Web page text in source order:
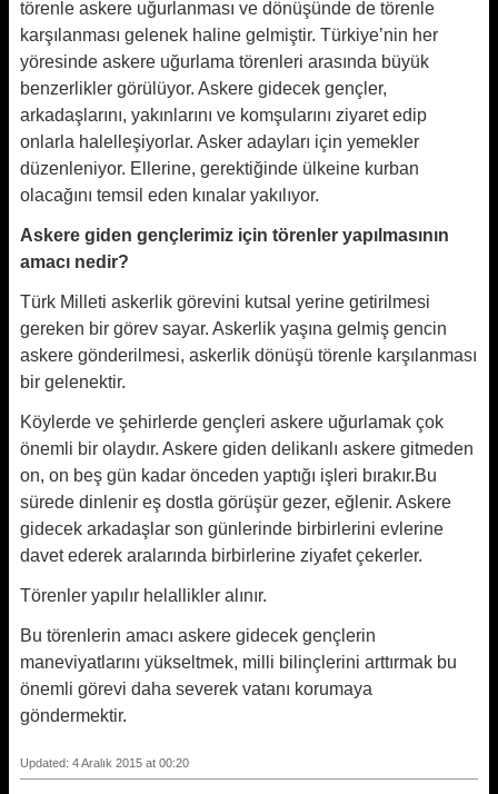
törenle askere uğurlanması ve dönüşünde de törenle
karşılanması gelenek haline gelmiştir. Türkiye’nin her
yöresinde askere uğurlama törenleri arasında büyük
benzerlikler görülüyor. Askere gidecek gençler,
arkadaşlarını, yakınlarını ve komşularını ziyaret edip
onlarla halelleşiyorlar. Asker adayları için yemekler
düzenleniyor. Ellerine, gerektiğinde ülkeine kurban
olacağını temsil eden kınalar yakılıyor.
Askere giden gençlerimiz için törenler yapılmasının
amacı nedir?
Türk Milleti askerlik görevini kutsal yerine getirilmesi
gereken bir görev sayar. Askerlik yaşına gelmiş gencin
askere gönderilmesi, askerlik dönüşü törenle karşılanması
bir gelenektir.
Köylerde ve şehirlerde gençleri askere uğurlamak çok
önemli bir olaydır. Askere giden delikanlı askere gitmeden
on, on beş gün kadar önceden yaptığı işleri bırakır.Bu
sürede dinlenir eş dostla görüşür gezer, eğlenir. Askere
gidecek arkadaşlar son günlerinde birbirlerini evlerine
davet ederek aralarında birbirlerine ziyafet çekerler.
Törenler yapılır helallikler alınır.
Bu törenlerin amacı askere gidecek gençlerin
maneviyatlarını yükseltmek, milli bilinçlerini arttırmak bu
önemli görevi daha severek vatanı korumaya
göndermektir.
Updated: 4 Aralık 2015 at 00:20